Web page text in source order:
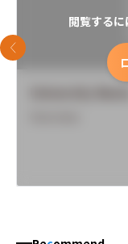
閲覧するに
前のスライド